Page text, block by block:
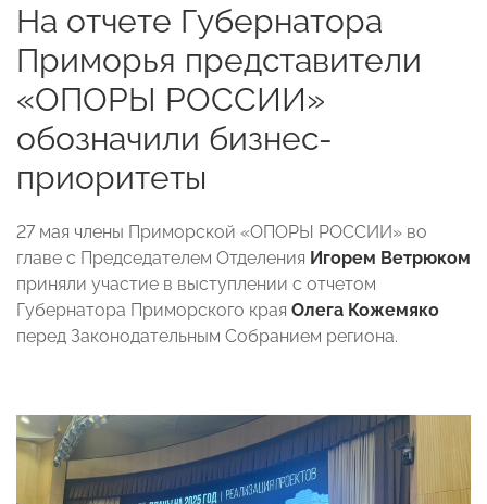
На отчете Губернатора
Приморья представители
«ОПОРЫ РОССИИ»
обозначили бизнес-
приоритеты
27 мая члены Приморской «ОПОРЫ РОССИИ» во
главе с Председателем Отделения Игорем Ветрюком
приняли участие в выступлении с отчетом
Губернатора Приморского края Олега Кожемяко
перед Законодательным Собранием региона.